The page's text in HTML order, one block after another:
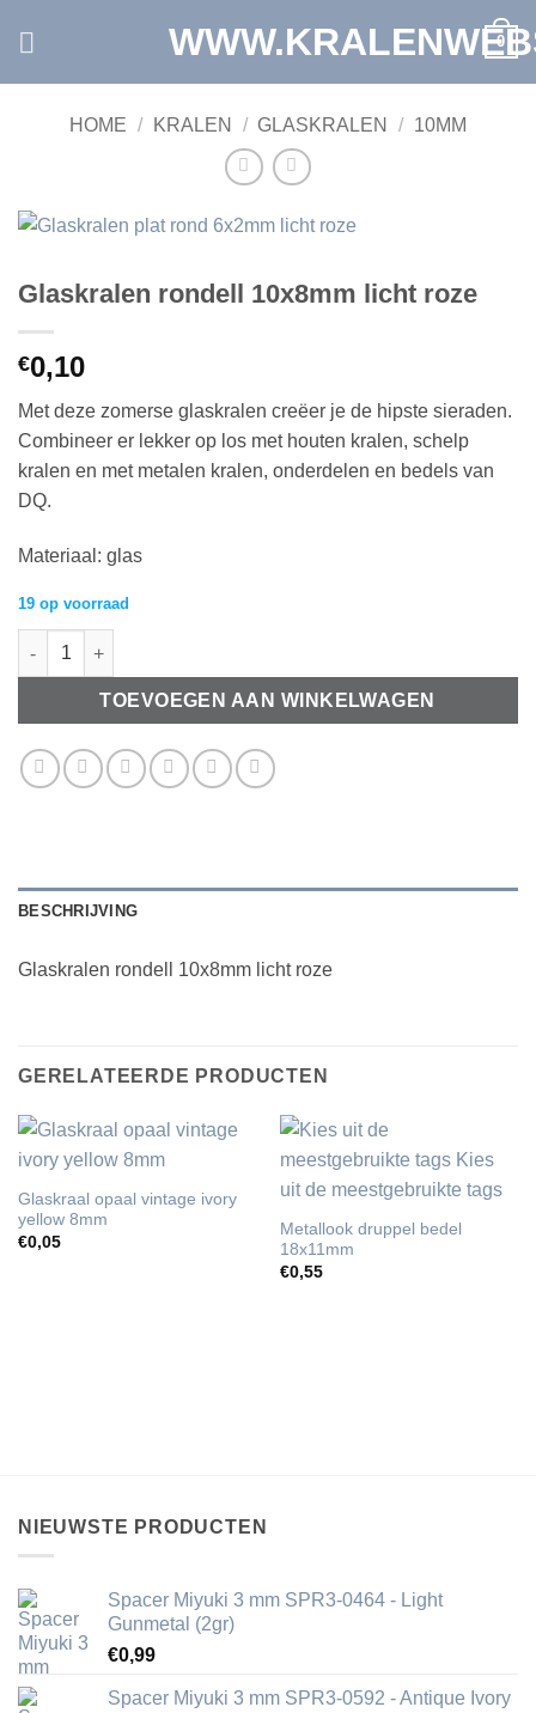
0
HOME / KRALEN / GLASKRALEN / 10MM
Glaskralen rondell 10x8mm licht roze
€0,10
Met deze zomerse glaskralen creëer je de hipste sieraden.
Combineer er lekker op los met houten kralen, schelp
kralen en met metalen kralen, onderdelen en bedels van
DQ.
Materiaal: glas
19 op voorraad
Glaskralen rondell 10x8mm licht roze aantal
TOEVOEGEN AAN WINKELWAGEN
BESCHRIJVING
Glaskralen rondell 10x8mm licht roze
GERELATEERDE PRODUCTEN
Glaskraal opaal vintage ivory
yellow 8mm
€0,05
Metallook druppel bedel
18x11mm
€0,55
NIEUWSTE PRODUCTEN
Spacer Miyuki 3 mm SPR3-0464 - Light
Gunmetal (2gr)
€0,99
Spacer Miyuki 3 mm SPR3-0592 - Antique Ivory